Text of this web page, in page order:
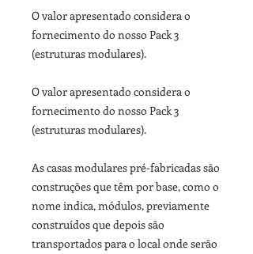
O valor apresentado considera o
fornecimento do nosso Pack 3
(estruturas modulares).
O valor apresentado considera o
fornecimento do nosso Pack 3
(estruturas modulares).
As casas modulares pré-fabricadas são
construções que têm por base, como o
nome indica, módulos, previamente
construídos que depois são
transportados para o local onde serão